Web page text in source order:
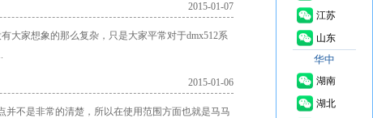
2015-01-07
大家想象的那么复杂，只是大家平常对于dmx512系
2015-01-06
并不是非常的清楚，所以在使用范围方面也就是马马
江苏
山东
华中
湖南
湖北